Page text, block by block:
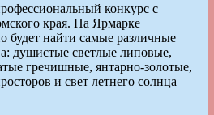
конкурс с
края. На Ярмарке
найти самые различные
душистые светлые липовые,
гречишные, янтарно-золотые,
и свет летнего солнца —